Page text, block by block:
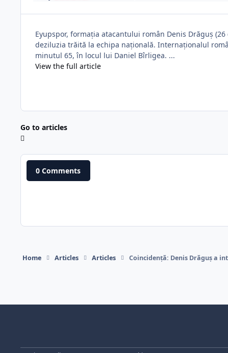
Eyupspor, formația atacantului român Denis Drăguș
deziluzia trăită la echipa națională. Internaționalul
minutul 65, în locul lui Daniel Bîrligea. ...
View the full article
Go to articles
0 Comments
Home Articles Articles Coincidență: Denis Drăguș a